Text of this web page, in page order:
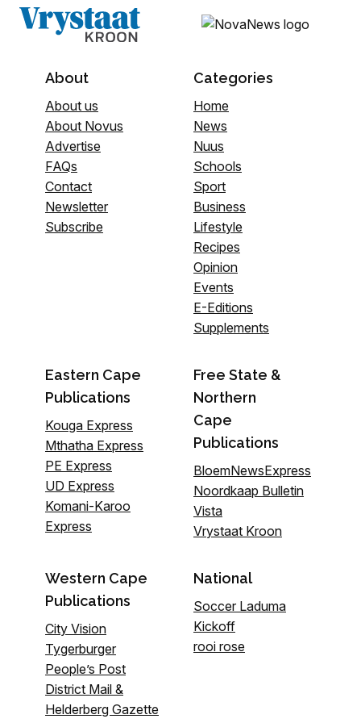
About
About us
About Novus
Advertise
FAQs
Contact
Newsletter
Subscribe
Categories
Home
News
Nuus
Schools
Sport
Business
Lifestyle
Recipes
Opinion
Events
E-Editions
Supplements
Eastern Cape
Publications
Kouga Express
Mthatha Express
PE Express
UD Express
Komani-Karoo
Express
Free State &
Northern
Cape
Publications
BloemNewsExpress
Noordkaap Bulletin
Vista
Vrystaat Kroon
Western Cape
Publications
City Vision
Tygerburger
People’s Post
District Mail &
Helderberg Gazette
National
Soccer Laduma
Kickoff
rooi rose